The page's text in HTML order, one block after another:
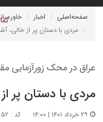
صفحه‌اصلی اخبار
مردی با دستان پر از خالی،
عراق در محک زورآزمایی
مردی با دستان پر
کد : ۲۰۱۲۶۵۲